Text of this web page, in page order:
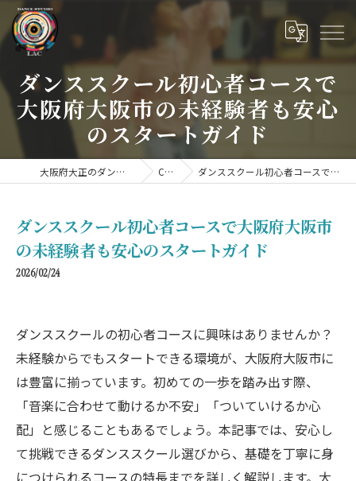
ダンススクール初心者コースで
大阪府大阪市の未経験者も安心
のスタートガイド
大阪府大正のダンススクールならDANCE STUDIO LAC COLUMN ダンススクール初心者コースで大阪府大阪市の未経験者も安心のスタートガイド
ダンススクール初心者コースで大阪府大阪市
の未経験者も安心のスタートガイド
2026/02/24
ダンススクールの初心者コースに興味はありませんか？
未経験からでもスタートできる環境が、大阪府大阪市に
は豊富に揃っています。初めての一歩を踏み出す際、
「音楽に合わせて動けるか不安」「ついていけるか心
配」と感じることもあるでしょう。本記事では、安心し
て挑戦できるダンススクール選びから、基礎を丁寧に身
につけられるコースの特長までを詳しく解説します。大